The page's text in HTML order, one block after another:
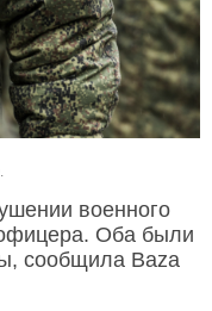
военного
Оба были
сообщила Baza